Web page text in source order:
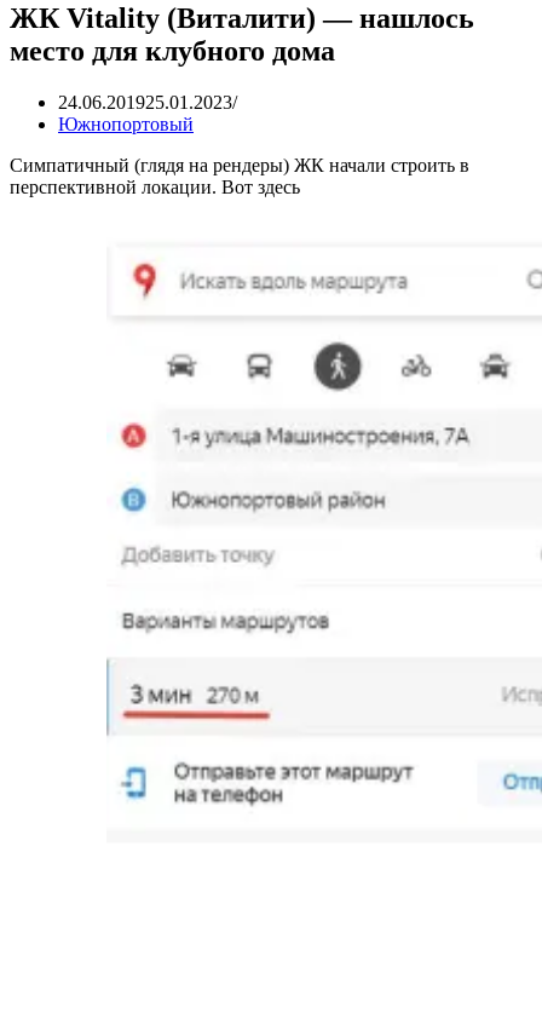
ЖК Vitality (Виталити) — нашлось
место для клубного дома
24.06.201925.01.2023
Южнопортовый
Симпатичный (глядя на рендеры) ЖК начали строить в
перспективной локации. Вот здесь